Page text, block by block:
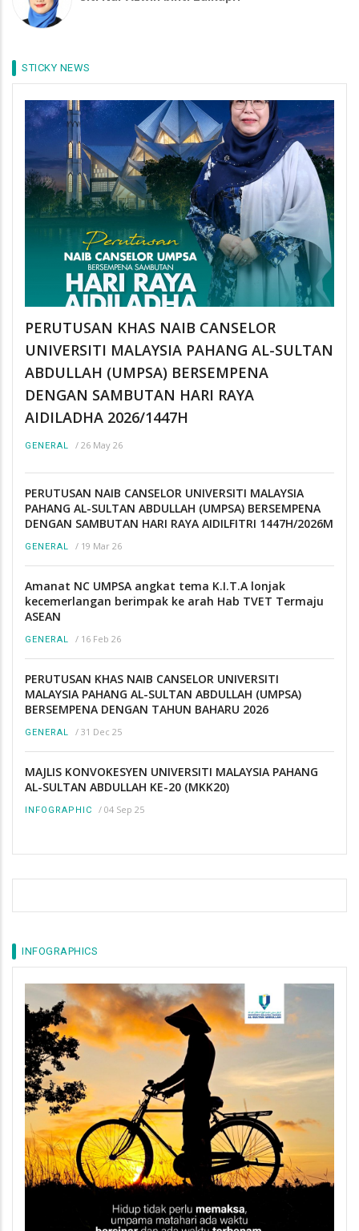
STICKY NEWS
PERUTUSAN KHAS NAIB CANSELOR
UNIVERSITI MALAYSIA PAHANG AL-SULTAN
ABDULLAH (UMPSA) BERSEMPENA
DENGAN SAMBUTAN HARI RAYA
AIDILADHA 2026/1447H
GENERAL / 26 May 26
PERUTUSAN NAIB CANSELOR UNIVERSITI MALAYSIA
PAHANG AL-SULTAN ABDULLAH (UMPSA) BERSEMPENA
DENGAN SAMBUTAN HARI RAYA AIDILFITRI 1447H/2026M
GENERAL / 19 Mar 26
Amanat NC UMPSA angkat tema K.I.T.A lonjak
kecemerlangan berimpak ke arah Hab TVET Termaju
ASEAN
GENERAL / 16 Feb 26
PERUTUSAN KHAS NAIB CANSELOR UNIVERSITI
MALAYSIA PAHANG AL-SULTAN ABDULLAH (UMPSA)
BERSEMPENA DENGAN TAHUN BAHARU 2026
GENERAL / 31 Dec 25
MAJLIS KONVOKESYEN UNIVERSITI MALAYSIA PAHANG
AL-SULTAN ABDULLAH KE-20 (MKK20)
INFOGRAPHIC / 04 Sep 25
INFOGRAPHICS